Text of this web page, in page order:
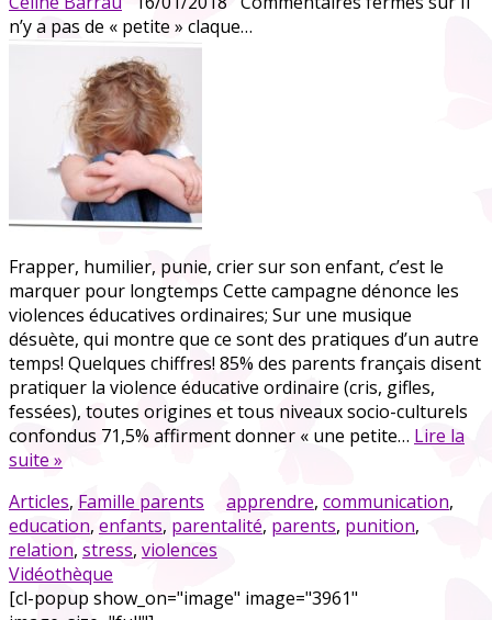
n’y a pas de « petite » claque…
Frapper, humilier, punie, crier sur son enfant, c’est le
marquer pour longtemps Cette campagne dénonce les
violences éducatives ordinaires; Sur une musique
désuète, qui montre que ce sont des pratiques d’un autre
temps! Quelques chiffres! 85% des parents français disent
pratiquer la violence éducative ordinaire (cris, gifles,
fessées), toutes origines et tous niveaux socio-culturels
confondus 71,5% affirment donner « une petite… Lire la
suite »
Articles, Famille parents apprendre, communication,
education, enfants, parentalité, parents, punition,
relation, stress, violences
Vidéothèque
[cl-popup show_on="image" image="3961"